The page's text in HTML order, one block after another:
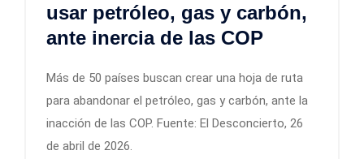
usar petróleo, gas y carbón,
ante inercia de las COP
Más de 50 países buscan crear una hoja de ruta
para abandonar el petróleo, gas y carbón, ante la
inacción de las COP. Fuente: El Desconcierto, 26
de abril de 2026.